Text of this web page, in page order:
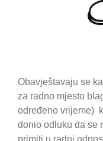
Obavještavaju se
za radno mjesto
određeno vrijeme)
donio odluku da se